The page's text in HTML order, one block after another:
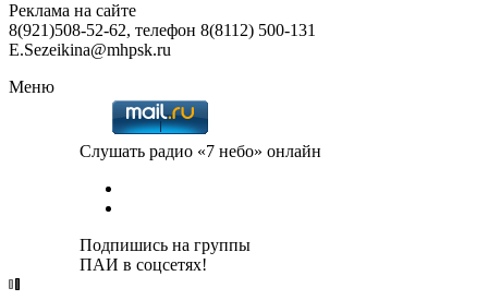
Реклама на сайте
8(921)508-52-62, телефон 8(8112) 500-131
E.Sezeikina@mhpsk.ru
Меню
Слушать радио «7 небо» онлайн
Подпишись на группы
ПАИ в соцсетях!